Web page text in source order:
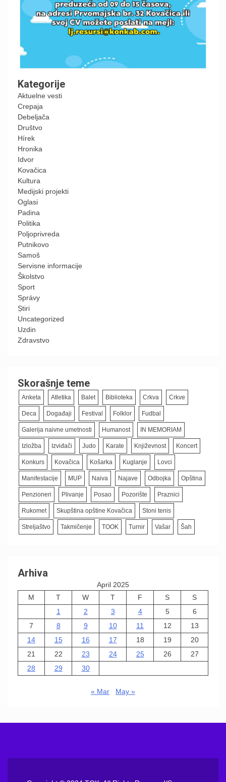
Kategorije
Aktuelne vesti
Crepaja
Debeljača
Društvo
Hírek
Hronika
Idvor
Kovačica
Kultura
Medijski projekti
Oglasi
Padina
Politika
Poljoprivreda
Putnikovo
Samoš
Servisne informacije
Školstvo
Sport
Správy
Știri
Uncategorized
Uzdin
Zdravstvo
Skorašnje teme
Anketa Atletika Balet Biblioteka Crkva Crkve
Deca Događaji Festival Folklor Fudbal
Galerija naivne umetnosti Humanost IN MEMORIAM
Izložba Izviđači Judo Karate Književnost Koncert
Konkurs Kovačica Košarka Kuglanje Lovci
Manifestacije MUP Naiva Najave Odbojka Opština
Penzioneri Plivanje Posao Pozorište Praznici
Rukomet Skupština opštine Kovačica Stoni tenis
Streljaštvo Takmičenje TOOK Turnir Vašar Šah
Arhiva
April 2025
M
T W T F S
S
1
2 3 4 5
6
7
8 9 10 11 12
13
14
15 16 17 18 19
20
21
22 23 24 25 26
27
28
29 30
« Mar May »